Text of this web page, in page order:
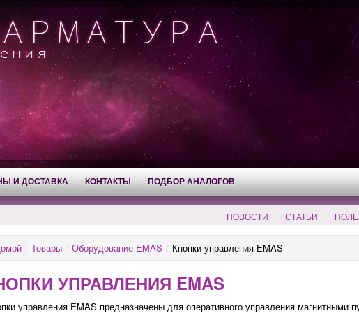
И ДОСТАВКА КОНТАКТЫ ПОДБОР АНАЛОГОВ
НОВОСТИ СТАТЬИ
/ Товары / Оборудование EMAS / Кнопки управления EMAS
УПРАВЛЕНИЯ EMAS
управления EMAS предназначены для оперативного управления магнитными